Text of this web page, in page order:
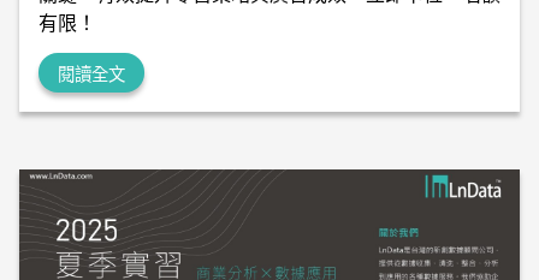
有限！
閱讀全文